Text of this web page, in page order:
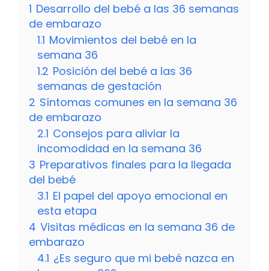
1 Desarrollo del bebé a las 36 semanas
de embarazo
1.1 Movimientos del bebé en la
semana 36
1.2 Posición del bebé a las 36
semanas de gestación
2 Síntomas comunes en la semana 36
de embarazo
2.1 Consejos para aliviar la
incomodidad en la semana 36
3 Preparativos finales para la llegada
del bebé
3.1 El papel del apoyo emocional en
esta etapa
4 Visitas médicas en la semana 36 de
embarazo
4.1 ¿Es seguro que mi bebé nazca en